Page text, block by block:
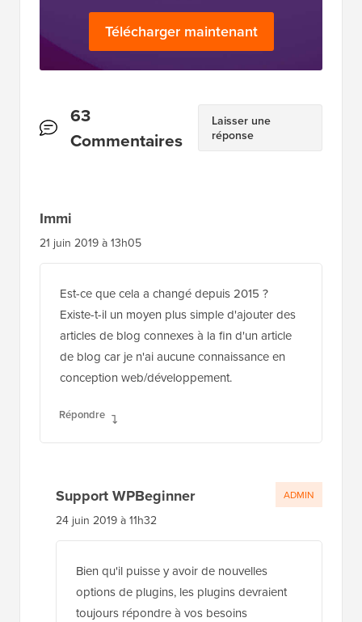
Télécharger maintenant
Interactions
des
63
Commentaires
Laisser une
réponse
Immi
21 juin 2019 à 13h05
Est-ce que cela a changé depuis 2015 ?
Existe-t-il un moyen plus simple d'ajouter des
articles de blog connexes à la fin d'un article
de blog car je n'ai aucune connaissance en
conception web/développement.
Répondre
Support WPBeginner
24 juin 2019 à 11h32
Bien qu'il puisse y avoir de nouvelles
options de plugins, les plugins devraient
toujours répondre à vos besoins
ADMIN